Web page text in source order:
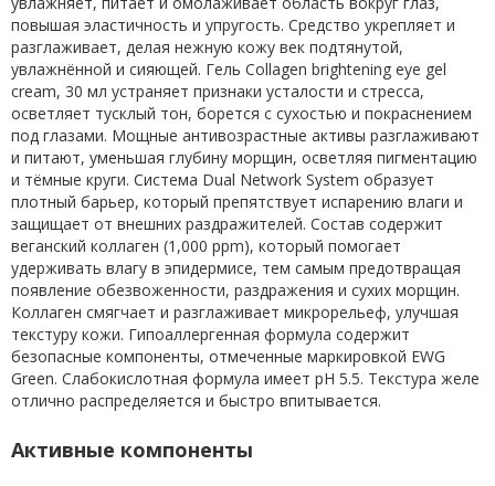
повышая эластичность и упругость. Средство укрепляет и
разглаживает, делая нежную кожу век подтянутой,
увлажнённой и сияющей. Гель Сollagen brightening eye gel
cream, 30 мл устраняет признаки усталости и стресса,
осветляет тусклый тон, борется с сухостью и покраснением
под глазами. Мощные антивозрастные активы разглаживают
и питают, уменьшая глубину морщин, осветляя пигментацию
и тёмные круги. Система Dual Network System образует
плотный барьер, который препятствует испарению влаги и
защищает от внешних раздражителей. Состав содержит
веганский коллаген (1,000 ppm), который помогает
удерживать влагу в эпидермисе, тем самым предотвращая
появление обезвоженности, раздражения и сухих морщин.
Коллаген смягчает и разглаживает микрорельеф, улучшая
текстуру кожи. Гипоаллергенная формула содержит
безопасные компоненты, отмеченные маркировкой EWG
Green. Слабокислотная формула имеет pH 5.5. Текстура желе
отлично распределяется и быстро впитывается.
Активные компоненты